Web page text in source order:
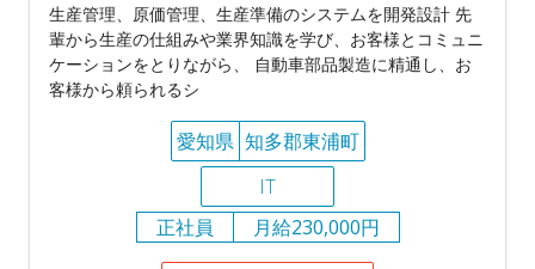
生産管理、原価管理、生産準備のシステムを開発設計 先
輩から生産の仕組みや業界知識を学び、お客様とコミュニ
ケーションをとりながら、 自動車部品製造に精通し、お
客様から頼られるシ
愛知県 知多郡東浦町
IT
正社員
月給230,000円